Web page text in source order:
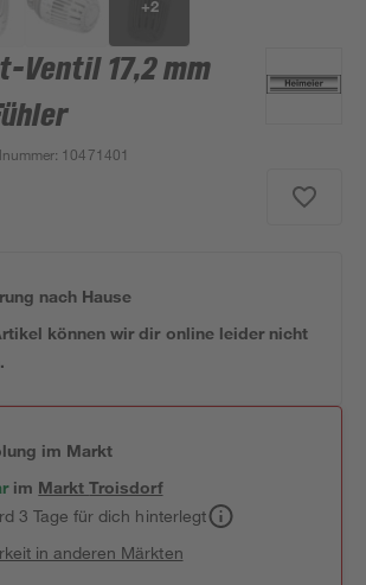
+2
Ventil 17,2 mm
: 10471401
nach Hause
können wir dir online leider nicht
im Markt
im MarktTroisdorf
3 Tage für dich hinterlegt
in anderen Märkten